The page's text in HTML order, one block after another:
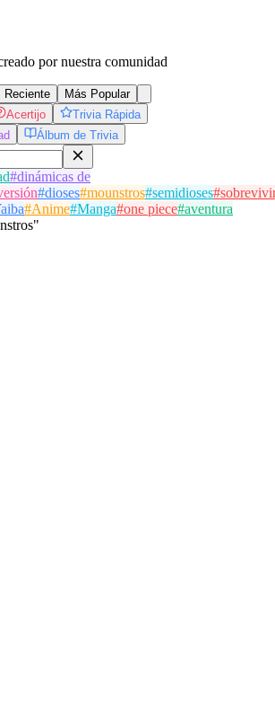
por nuestra comunidad
Reciente
Más Popular
Acertijo
Trivia Rápida
Álbum de Trivia
#dinámicas de
#dioses#mounstros#semidioses#
#Anime#Manga#one piece#aventura
"